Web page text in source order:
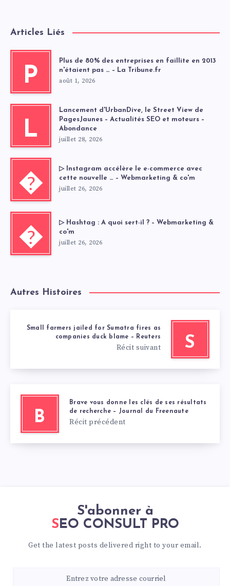
Articles Liés
P
Plus de 80% des entreprises en faillite en 2013
n'étaient pas … – La Tribune.fr
août 1, 2026
L
Lancement d'UrbanDive, le Street View de
PagesJaunes – Actualités SEO et moteurs –
Abondance
juillet 28, 2026
�
▷ Instagram accélère le e-commerce avec
cette nouvelle … – Webmarketing & co'm
juillet 26, 2026
�
▷ Hashtag : A quoi sert-il ? – Webmarketing &
co'm
juillet 26, 2026
Autres Histoires
S
Small farmers jailed for Sumatra fires as
companies duck blame – Reuters
Récit suivant
B
Brave vous donne les clés de ses résultats
de recherche – Journal du Freenaute
Récit précédent
S'abonner à
SEO CONSULT PRO
Get the latest posts delivered right to your email.